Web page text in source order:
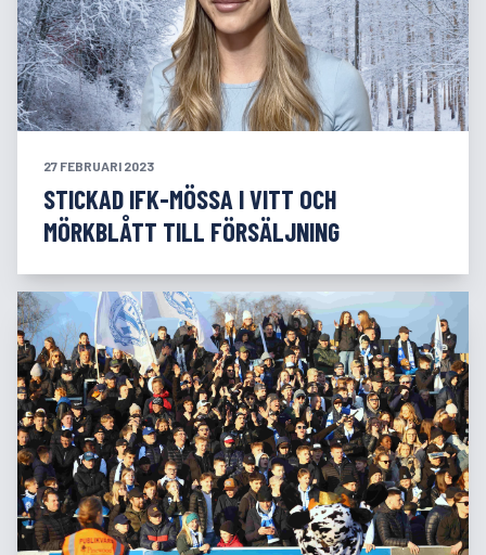
27 FEBRUARI 2023
STICKAD IFK-MÖSSA I VITT OCH
MÖRKBLÅTT TILL FÖRSÄLJNING